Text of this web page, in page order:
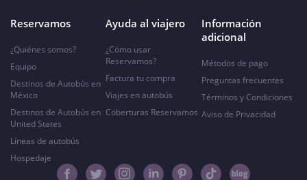
Reservamos
¿Quiénes somos?
Equipo
Destinos de Autobús en
México
Destinos de Autobús en
United States
Líneas de autobús
Hospedaje
Ayuda al viajero
¿Cómo usar
Reservamos?
Factura tu compra
Viajes en autobús
Coberturas Reservamos
Información
adicional
Métodos de pago
Preguntas frecuentes
Términos y Condiciones
Aviso de Privacidad